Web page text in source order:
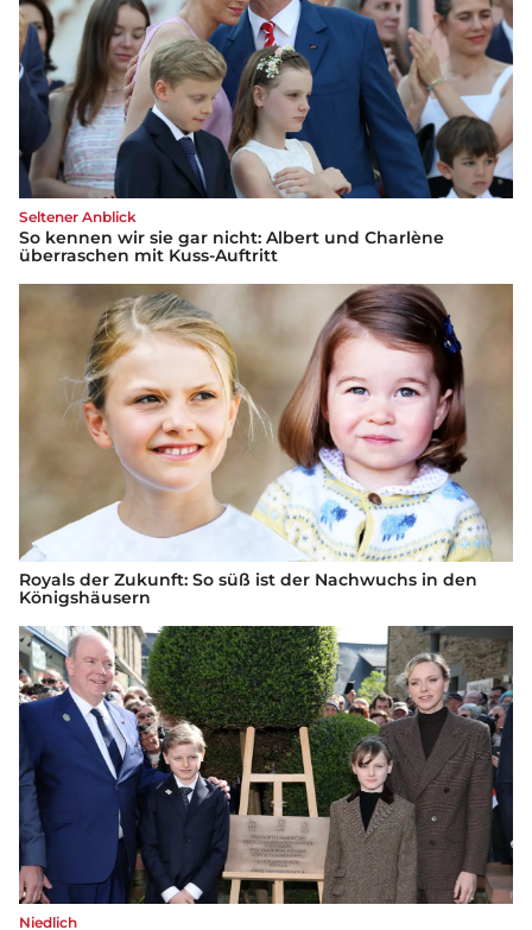
Seltener Anblick
So kennen wir sie gar nicht: Albert und Charlène
überraschen mit Kuss-Auftritt
Royals der Zukunft: So süß ist der Nachwuchs in den
Königshäusern
Niedlich